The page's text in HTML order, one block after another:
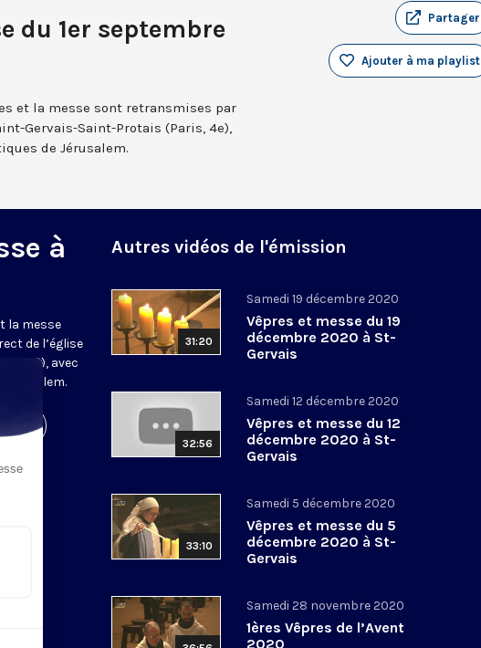
du 1er septembre
Partager
Ajouter à ma playlist
et la messe sont retransmises par
Gervais-Saint-Protais (Paris, 4e),
de Jérusalem.
à
la messe
de l’église
IVe), avec
Autres vidéos de l'émission
31:20
Samedi 19 décembre 2020
Vêpres et messe du 19
décembre 2020 à St-
Gervais
32:56
Samedi 12 décembre 2020
Vêpres et messe du 12
décembre 2020 à St-
Gervais
33:10
Samedi 5 décembre 2020
Vêpres et messe du 5
décembre 2020 à St-
Gervais
Samedi 28 novembre 2020
1ères Vêpres de l’Avent
2020